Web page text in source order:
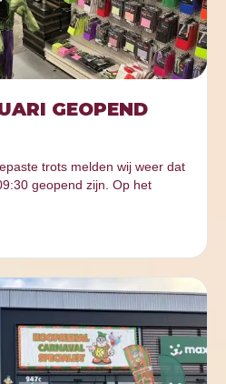
GEOPEND
trots melden wij weer dat
geopend zijn. Op het